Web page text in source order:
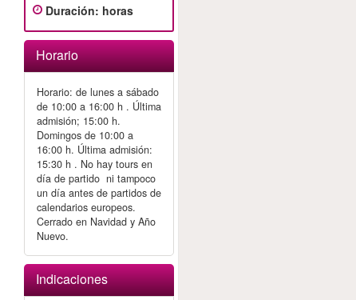
Duración: horas
Horario
Horario: de lunes a sábado
de 10:00 a 16:00 h . Última
admisión; 15:00 h.
Domingos de 10:00 a
16:00 h. Última admisión:
15:30 h . No hay tours en
día de partido ni tampoco
un día antes de partidos de
calendarios europeos.
Cerrado en Navidad y Año
Nuevo.
Indicaciones